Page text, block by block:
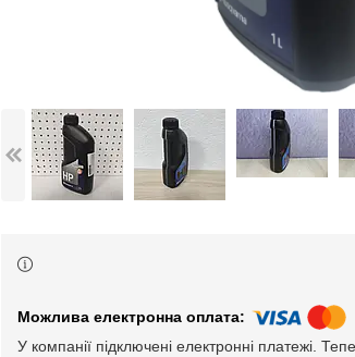
У компанії підключені електронні платежі.